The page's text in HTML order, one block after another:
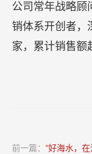
公司常年战略顾
销体系开创者，
家，累计销售额
前一篇： “好海水，在